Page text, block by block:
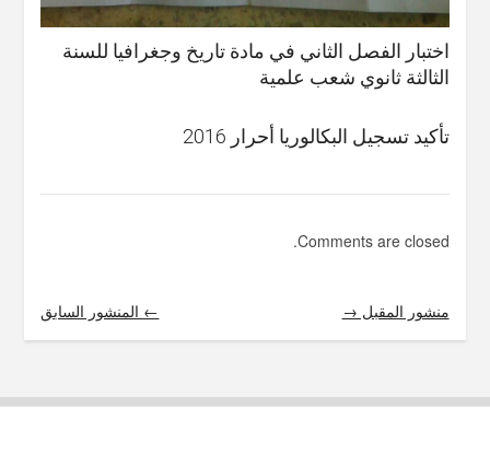
اختبار الفصل الثاني في مادة تاريخ وجغرافيا للسنة
الثالثة ثانوي شعب علمية
تأكيد تسجيل البكالوريا أحرار 2016
Comments are closed.
← المنشور السابق منشور المقبل →